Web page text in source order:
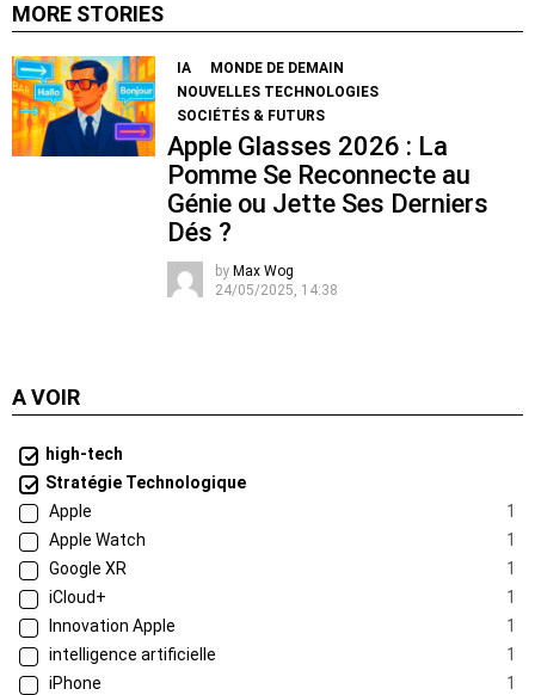
MORE STORIES
IA
MONDE DE DEMAIN
NOUVELLES TECHNOLOGIES
SOCIÉTÉS & FUTURS
Apple Glasses 2026 : La
Pomme Se Reconnecte au
Génie ou Jette Ses Derniers
Dés ?
by Max Wog
24/05/2025, 14:38
A VOIR
high-tech
Stratégie Technologique
Apple
1
Apple Watch
1
Google XR
1
iCloud+
1
Innovation Apple
1
intelligence artificielle
1
iPhone
1